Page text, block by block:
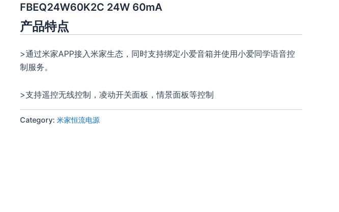
FBEQ24W60K2C 24W 60mA
产品特点
>通过米家APP接入米家生态，同时支持绑定小爱音箱并使用小爱同学语音控
制服务。
>支持遥控无线控制，凌动开关面板，情景面板等控制
Category: 米家恒流电源